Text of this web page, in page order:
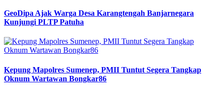
GeoDipa Ajak Warga Desa Karangtengah Banjarnegara
Kunjungi PLTP Patuha
Kepung Mapolres Sumenep, PMII Tuntut Segera Tangkap
Oknum Wartawan Bongkar86